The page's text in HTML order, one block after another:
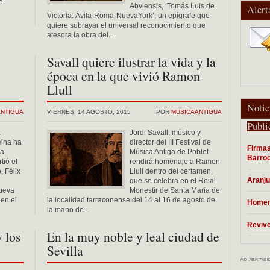
Abvlensis, ‘Tomás Luis de
Victoria: Ávila-Roma-NuevaYork’, un epígrafe que
quiere subrayar el universal reconocimiento que
atesora la obra del...
ha
el
Félix
el
Savall quiere ilustrar la vida y la
época en la que vivió Ramon
Llull
POR MUSICAANTIGUA
VIERNES, 14 AGOSTO, 2015
Jordi Savall, músico y
director del III Festival de
Música Antiga de Poblet
rendirá homenaje a Ramon
Llull dentro del certamen,
que se celebra en el Reial
Monestir de Santa Maria de
la localidad tarraconense del 14 al 16 de agosto de
la mano de...
los En la muy noble y leal ciudad de
Sevilla